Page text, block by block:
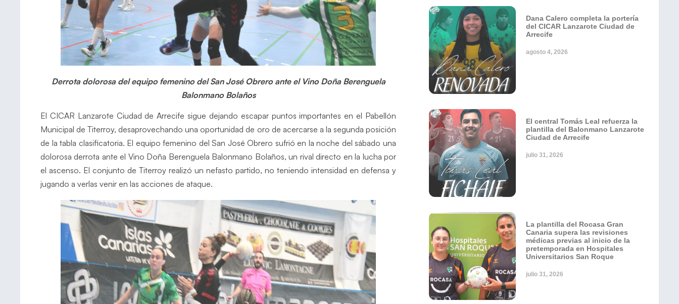
Derrota dolorosa del equipo femenino del San José Obrero ante el Vino Doña Berenguela
Balonmano Bolaños
El CICAR Lanzarote Ciudad de Arrecife sigue dejando escapar puntos importantes en el Pabellón
Municipal de Titerroy, desaprovechando una oportunidad de oro de acercarse a la segunda posición
de la tabla clasificatoria. El equipo femenino del San José Obrero sufrió en la noche del sábado una
dolorosa derrota ante el Vino Doña Berenguela Balonmano Bolaños, un rival directo en la lucha por
el ascenso. El conjunto de Titerroy realizó un nefasto partido, no teniendo intensidad en defensa y
jugando a verlas venir en las acciones de ataque.
Dana Calero completa la portería
del CICAR Lanzarote Ciudad de
Arrecife
agosto 4, 2026
El central Tomás Leal refuerza la
plantilla del Balonmano Lanzarote
Ciudad de Arrecife
julio 31, 2026
La plantilla del Rocasa Gran
Canaria supera las revisiones
médicas previas al inicio de la
pretemporada en Hospitales
Universitarios San Roque
julio 31, 2026